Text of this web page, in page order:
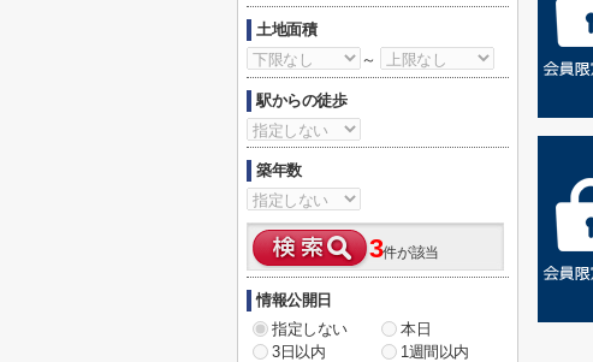
土地面積
～
駅からの徒歩
築年数
3件が該当
情報公開日
指定しない
本日
3日以内
1週間以内